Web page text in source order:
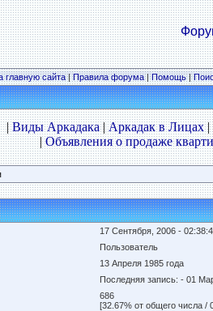
главную сайта|Правила форума|Помощь|
|Виды Аркадака|Аркадак в Лицах|
|Объявления о продаже
17 Сентября, 2006 -
Пользователь
13 Апреля1985 года
Последняя запись: - 01
686
[32.67% от общего числа /